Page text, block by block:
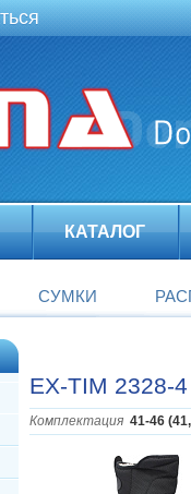
КАТАЛОГ
СУМКИ
EX-TIM 2328-4
Комплектация 41-46